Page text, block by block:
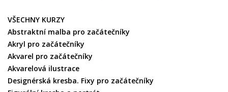
VŠECHNY KURZY
Abstraktní malba pro začátečníky
Akryl pro začátečníky
Akvarel pro začátečníky
Akvarelová ilustrace
Designérská kresba. Fixy pro začátečníky